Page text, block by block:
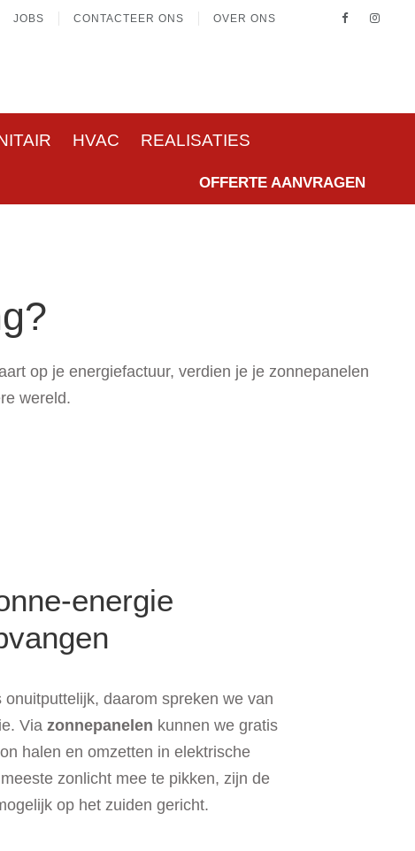
JOBS CONTACTEER ONS OVER ONS
HVAC REALISATIES
OFFERTE AANVRAGEN
op je energiefactuur, verdien je je zonnepanelen
wereld.
energie
onuitputtelijk, daarom spreken we van
Via zonnepanelen kunnen we gratis
halen en omzetten in elektrische
zonlicht mee te pikken, zijn de
op het zuiden gericht.